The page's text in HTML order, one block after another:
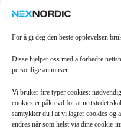
For å gi deg den beste opplevelsen
Disse hjelper oss med å forbedre
personlige annonser.
Vi bruker fire typer cookies:
cookies er påkrevd for at nettstedet
samtykker du i at vi lagrer cookies og
endres når som helst via dine cookie-